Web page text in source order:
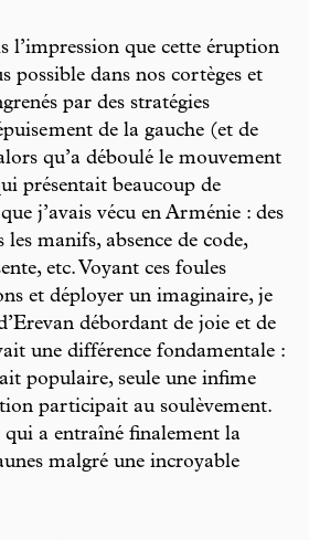
l’impression que cette éruption
possible dans nos cortèges et
par des stratégies
ment de la gauche (et de
qu’a déboulé le mouvement
présentait beaucoup de
j’avais vécu en Arménie : des
les manifs, absence de code,
etc. Voyant ces foules
et déployer un imaginaire, je
débordant de joie et de
une différence fondamentale :
populaire, seule une infime
participait au soulèvement.
qui a entraîné finalement la
malgré une incroyable